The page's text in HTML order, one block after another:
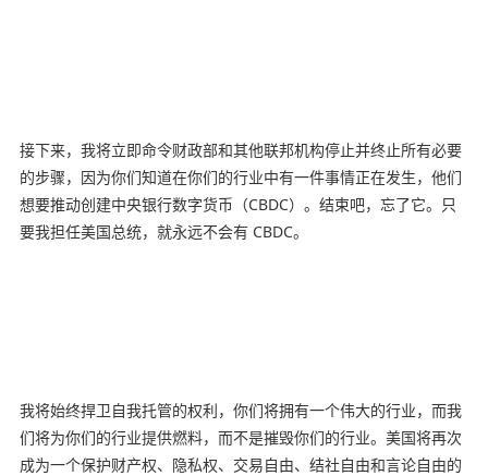
接下来，我将立即命令财政部和其他联邦机构停止并终止所有必要
的步骤，因为你们知道在你们的行业中有一件事情正在发生，他们
想要推动创建中央银行数字货币（CBDC）。结束吧，忘了它。只
要我担任美国总统，就永远不会有 CBDC。
我将始终捍卫自我托管的权利，你们将拥有一个伟大的行业，而我
们将为你们的行业提供燃料，而不是摧毁你们的行业。美国将再次
成为一个保护财产权、隐私权、交易自由、结社自由和言论自由的